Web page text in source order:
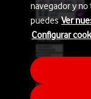
navegador y
puedesVer
Configurar